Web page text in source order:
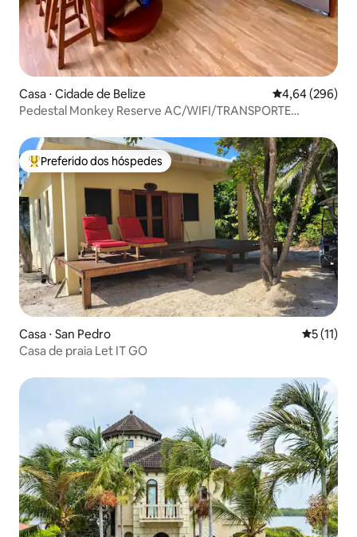
Casa ⋅ Cidade de Belize 4,64 de uma
4,64 (296)
Pedestal Monkey Reserve AC/WIFI/TRANSPORTE
Entre os melhores preferidos dos hóspedes
Preferido dos hóspedes
Casa ⋅ San Pedro 5 de uma
5 (11)
Casa de praia Let IT GO